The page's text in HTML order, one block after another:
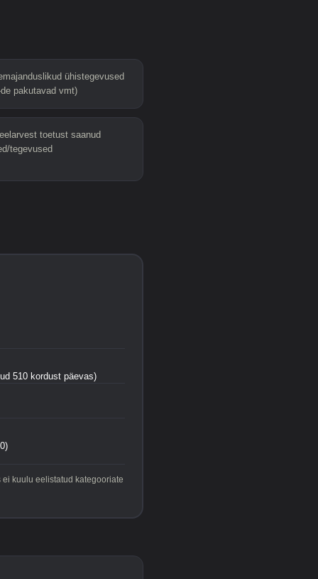
ühistegevused
pakutavad vmt)
toetust saanud
tegevused
510 kordust päevas)
kuulu eelistatud kategooriate